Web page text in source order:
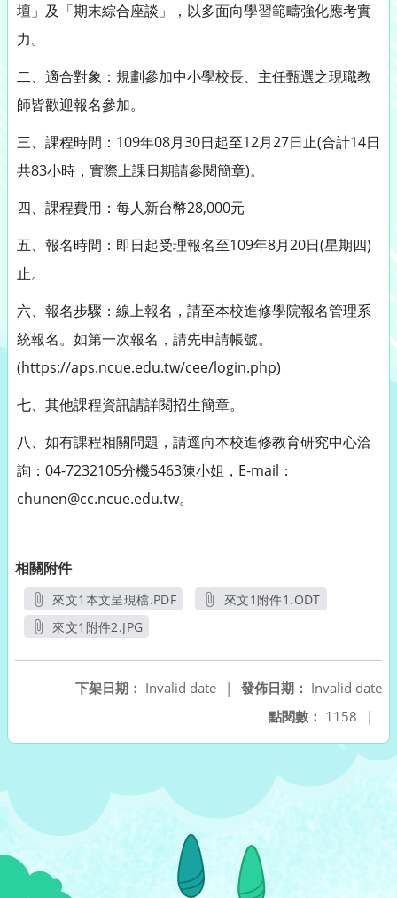
壇」及「期末綜合座談」，以多面向學習範疇強化應考實
力。
二、適合對象：規劃參加中小學校長、主任甄選之現職教
師皆歡迎報名參加。
三、課程時間：109年08月30日起至12月27日止(合計14日
共83小時，實際上課日期請參閱簡章)。
四、課程費用：每人新台幣28,000元
五、報名時間：即日起受理報名至109年8月20日(星期四)
止。
六、報名步驟：線上報名，請至本校進修學院報名管理系
統報名。如第一次報名，請先申請帳號。
(https://aps.ncue.edu.tw/cee/login.php)
七、其他課程資訊請詳閱招生簡章。
八、如有課程相關問題，請逕向本校進修教育研究中心洽
詢：04-7232105分機5463陳小姐，E-mail：
chunen@cc.ncue.edu.tw。
相關附件
來文1本文呈現檔.PDF
另開新視窗
來文1附件1.ODT
來文1附件2.JPG
發佈日期： Invalid date
下架日期： Invalid date
|
點閱數： 1158 |